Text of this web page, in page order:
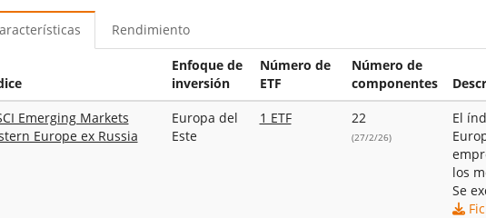
Rendimiento
Enfoque de
inversión
Número de
ETF
Número de
componentes
Emerging Markets
Europe ex Russia
Europa del
Este
1 ETF 22
(27/2/26)
El
los
Se